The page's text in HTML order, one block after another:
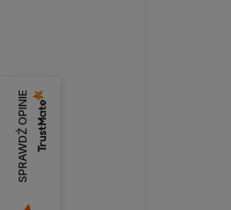
SPRAWDŹ OPINIE